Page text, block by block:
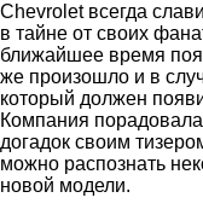
Chevroletвсегда
в тайне от своих
ближайшее время
же произошло и в
который должен
Компания
догадок своим
можно распознать
новой модели.